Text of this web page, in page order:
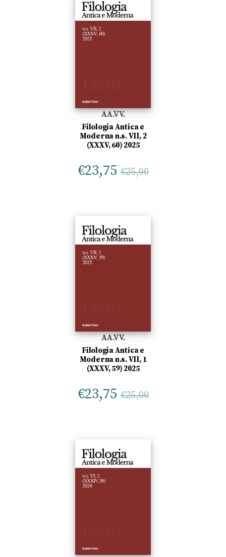
AA.VV.
Filologia Antica e
Moderna n.s. VII, 2
(XXXV, 60) 2025
€23,75 €25,00
AA.VV.
Filologia Antica e
Moderna n.s. VII, 1
(XXXV, 59) 2025
€23,75 €25,00